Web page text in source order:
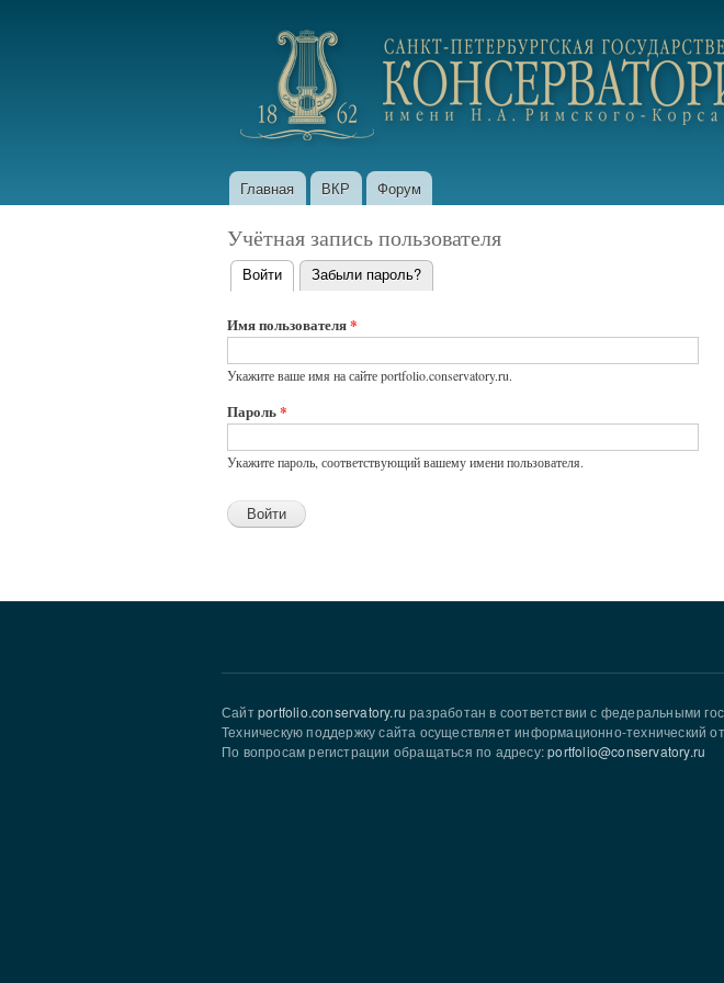
portfolio.conservatory.ru
Главное меню
Главная ВКР Форум
Учётная запись пользователя
Главные
вкладки
Войти (активная вкладка)
Забыли пароль?
Имя пользователя*
Укажите ваше имя на сайте portfolio.conservatory.ru.
Пароль*
Укажите пароль, соответствующий вашему имени пользователя.
Сайтportfolio.conservatory.ru разработан в соответствии с федеральными
Техническую поддержку сайта осуществляет информационно-технический
По вопросам регистрации обращаться по адресу:portfolio@conservatory.ru